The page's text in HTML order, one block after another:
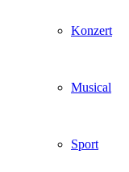
Konzert
Musical
Sport